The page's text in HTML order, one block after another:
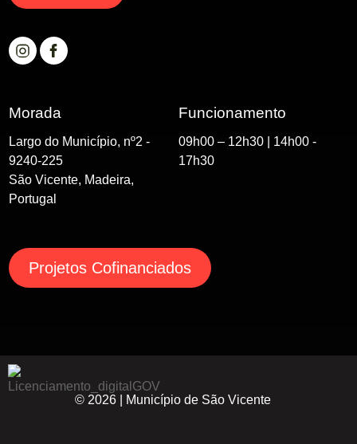
Morada
Largo do Município, nº2 -
9240-225
São Vicente, Madeira,
Portugal
Funcionamento
09h00 – 12h30 | 14h00 -
17h30
Projetos Cofinanciados
© 2026 | Município de São Vicente